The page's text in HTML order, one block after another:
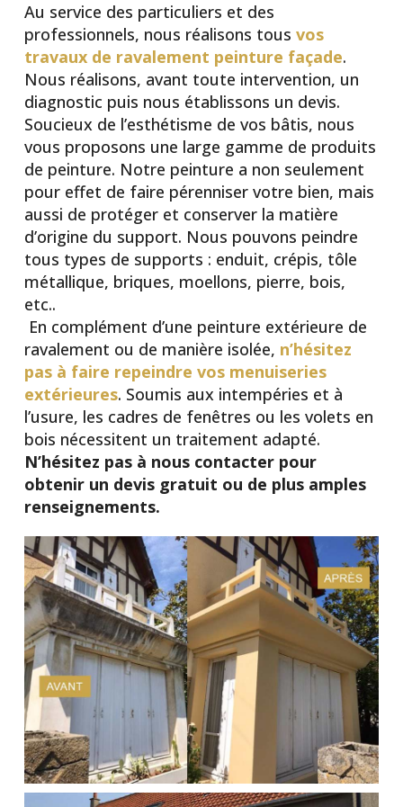
Au service des particuliers et des
professionnels, nous réalisons tous vos
travaux de ravalement peinture façade.
Nous réalisons, avant toute intervention, un
diagnostic puis nous établissons un devis.
Soucieux de l’esthétisme de vos bâtis, nous
vous proposons une large gamme de produits
de peinture. Notre peinture a non seulement
pour effet de faire pérenniser votre bien, mais
aussi de protéger et conserver la matière
d’origine du support. Nous pouvons peindre
tous types de supports : enduit, crépis, tôle
métallique, briques, moellons, pierre, bois,
etc..
En complément d’une peinture extérieure de
ravalement ou de manière isolée, n’hésitez
pas à faire repeindre vos menuiseries
extérieures. Soumis aux intempéries et à
l’usure, les cadres de fenêtres ou les volets en
bois nécessitent un traitement adapté.
N’hésitez pas à nous contacter pour
obtenir un devis gratuit ou de plus amples
renseignements.